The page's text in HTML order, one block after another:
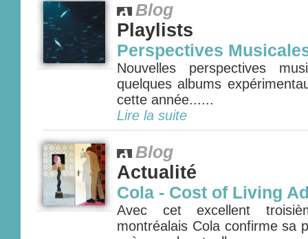
Blog
Playlists
Perspectives
Nouvelles perspectives
quelques albums
cette année......
Lire la suite
Blog
Actualité
Cola - Cost of Living
Avec cet excellent
montréalais Cola confirme sa